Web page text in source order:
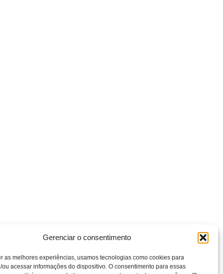
Gerenciar o consentimento
as melhores experiências, usamos tecnologias como cookies para
ou acessar informações do dispositivo. O consentimento para essas